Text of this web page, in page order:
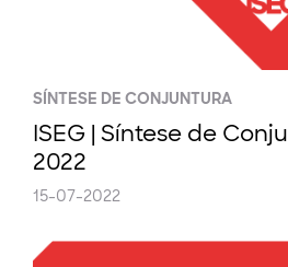
SÍNTESE DE CONJUNTURA
ISEG | Síntese de
2022
15-07-2022